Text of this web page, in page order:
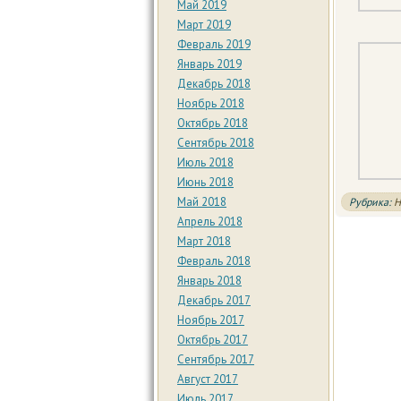
Май 2019
Март 2019
Февраль 2019
Январь 2019
Декабрь 2018
Ноябрь 2018
Октябрь 2018
Сентябрь 2018
Июль 2018
Июнь 2018
Май 2018
Апрель 2018
Март 2018
Февраль 2018
Январь 2018
Декабрь 2017
Ноябрь 2017
Октябрь 2017
Сентябрь 2017
Август 2017
Рубрика: